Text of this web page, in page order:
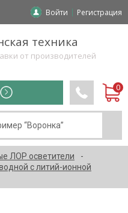
Войти Регистрация
техника
от производителей
ЛОР осветители
с литий-ионной